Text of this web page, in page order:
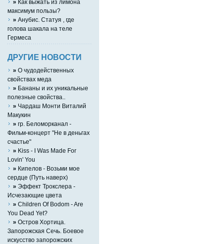
» Как выжать из лимона
максимум пользы?
» Анубис. Статуя , где
голова шакала на теле
Гермеса
ДРУГИЕ НОВОСТИ
» О чудодейственных
свойствах меда
» Бананы и их уникальные
полезные свойства..
» Чардаш Монти Виталий
Макукин
» гр. Беломорканал -
Фильм-концерт "Не в деньгах
счастье"
» Kiss - I Was Made For
Lovin' You
» Кипелов - Возьми мое
сердце (Путь наверх)
» Эффект Трокслера -
Исчезающие цвета
» Children Of Bodom - Are
You Dead Yet?
» Остров Хортица.
Запорожская Сечь. Боевое
искусство запорожских